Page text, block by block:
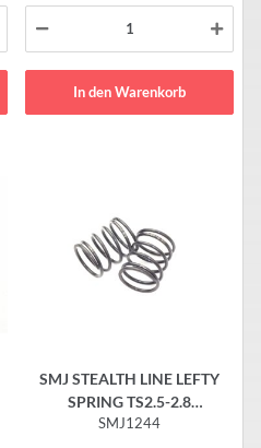
In den Warenkorb
SMJ STEALTH LINE LEFTY
SPRING TS2.5-2.8
(Short/2pcs)
SMJ1244